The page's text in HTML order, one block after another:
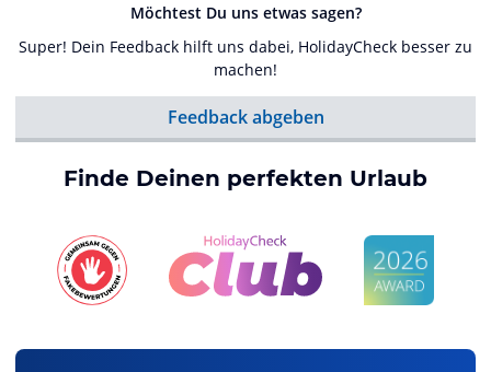
Möchtest Du uns etwas sagen?
Super! Dein Feedback hilft uns dabei, HolidayCheck besser zu
machen!
Feedback abgeben
Finde Deinen perfekten Urlaub